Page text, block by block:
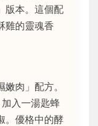
版本。這個配
雞的靈魂香
肉」配方。
入一湯匙蜂
。優格中的酵